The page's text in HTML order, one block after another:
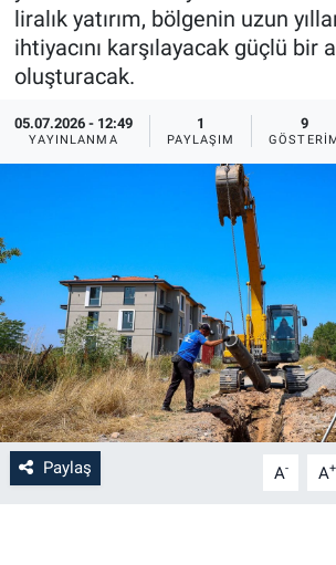
liralık yatırım, bölgenin uzun
ihtiyacını karşılayacak güçlü bir
oluşturacak.
05.07.2026 - 12:49
YAYINLANMA
1
PAYLAŞIM
9
Paylaş A- A+